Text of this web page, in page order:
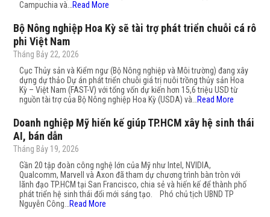
Campuchia và… Read More
Bộ Nông nghiệp Hoa Kỳ sẽ tài trợ phát triển chuỗi cá rô
phi Việt Nam
Tháng Bảy 22, 2026
Cục Thủy sản và Kiểm ngư (Bộ Nông nghiệp và Môi trường) đang xây
dựng dự thảo Dự án phát triển chuỗi giá trị nuôi trồng thủy sản Hoa
Kỳ – Việt Nam (FAST-V) với tổng vốn dự kiến hơn 15,6 triệu USD từ
nguồn tài trợ của Bộ Nông nghiệp Hoa Kỳ (USDA) và… Read More
Doanh nghiệp Mỹ hiến kế giúp TP.HCM xây hệ sinh thái
AI, bán dẫn
Tháng Bảy 19, 2026
Gần 20 tập đoàn công nghệ lớn của Mỹ như Intel, NVIDIA,
Qualcomm, Marvell và Axon đã tham dự chương trình bàn tròn với
lãnh đạo TP.HCM tại San Francisco, chia sẻ và hiến kế để thành phố
phát triển hệ sinh thái đổi mới sáng tạo. Phó chủ tịch UBND TP
Nguyễn Công… Read More